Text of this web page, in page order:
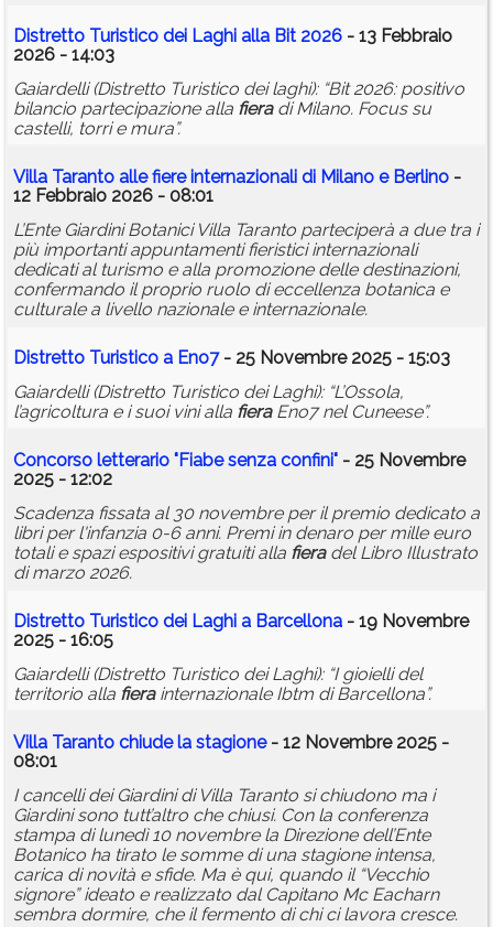
Distretto Turistico dei Laghi alla Bit 2026 - 13 Febbraio
2026 - 14:03
Gaiardelli (Distretto Turistico dei laghi): “Bit 2026: positivo
bilancio partecipazione alla fieradi Milano. Focus su
castelli, torri e mura”.
Villa Taranto alle fiere internazionali di Milano e Berlino -
12 Febbraio 2026 - 08:01
L’Ente Giardini Botanici Villa Taranto parteciperà a due tra i
più importanti appuntamenti fieristici internazionali
dedicati al turismo e alla promozione delle destinazioni,
confermando il proprio ruolo di eccellenza botanica e
culturale a livello nazionale e internazionale.
Distretto Turistico a Eno7- 25 Novembre 2025 - 15:03
Gaiardelli (Distretto Turistico dei Laghi): “L’Ossola,
l’agricoltura e i suoi vini alla fieraEno7 nel Cuneese”.
Concorso letterario "Fiabe senza confini" - 25 Novembre
2025 - 12:02
Scadenza fissata al 30 novembre per il premio dedicato a
libri per l'infanzia 0-6 anni. Premi in denaro per mille euro
totali e spazi espositivi gratuiti alla fieradel Libro Illustrato
di marzo 2026.
Distretto Turistico dei Laghi a Barcellona - 19 Novembre
2025 - 16:05
Gaiardelli (Distretto Turistico dei Laghi): “I gioielli del
territorio alla fierainternazionale Ibtm di Barcellona”.
Villa Taranto chiude la stagione- 12 Novembre 2025 -
08:01
I cancelli dei Giardini di Villa Taranto si chiudono ma i
Giardini sono tutt’altro che chiusi. Con la conferenza
stampa di lunedì 10 novembre la Direzione dell’Ente
Botanico ha tirato le somme di una stagione intensa,
carica di novità e sfide. Ma è qui, quando il “Vecchio
signore” ideato e realizzato dal Capitano Mc Eacharn
sembra dormire, che il fermento di chi ci lavora cresce.